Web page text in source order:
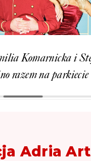
i Stefano
na parkiecie
Adria Art